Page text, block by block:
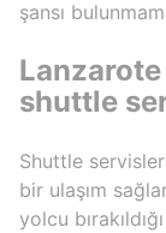
şansı
shuttle
Shuttle
bir ulaşım
yolcu